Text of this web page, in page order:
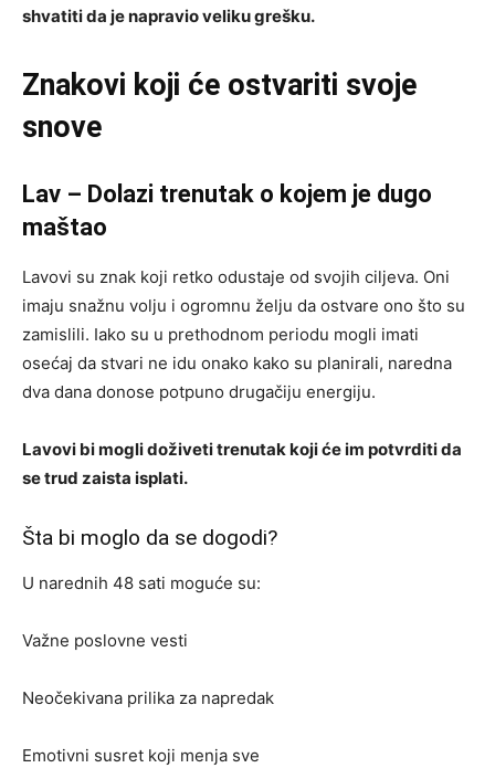
shvatiti da je napravio veliku grešku.
Znakovi koji će ostvariti svoje
snove
Lav – Dolazi trenutak o kojem je dugo
maštao
Lavovi su znak koji retko odustaje od svojih ciljeva. Oni
imaju snažnu volju i ogromnu želju da ostvare ono što su
zamislili. Iako su u prethodnom periodu mogli imati
osećaj da stvari ne idu onako kako su planirali, naredna
dva dana donose potpuno drugačiju energiju.
Lavovi bi mogli doživeti trenutak koji će im potvrditi da
se trud zaista isplati.
Šta bi moglo da se dogodi?
U narednih 48 sati moguće su:
Važne poslovne vesti
Neočekivana prilika za napredak
Emotivni susret koji menja sve